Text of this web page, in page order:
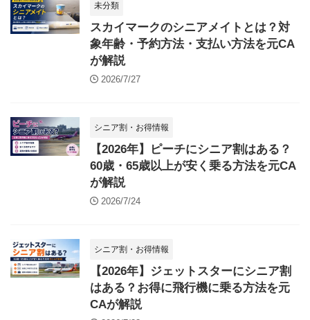
未分類
スカイマークのシニアメイトとは？対
象年齢・予約方法・支払い方法を元CA
が解説
2026/7/27
シニア割・お得情報
【2026年】ピーチにシニア割はある？
60歳・65歳以上が安く乗る方法を元CA
が解説
2026/7/24
シニア割・お得情報
【2026年】ジェットスターにシニア割
はある？お得に飛行機に乗る方法を元
CAが解説